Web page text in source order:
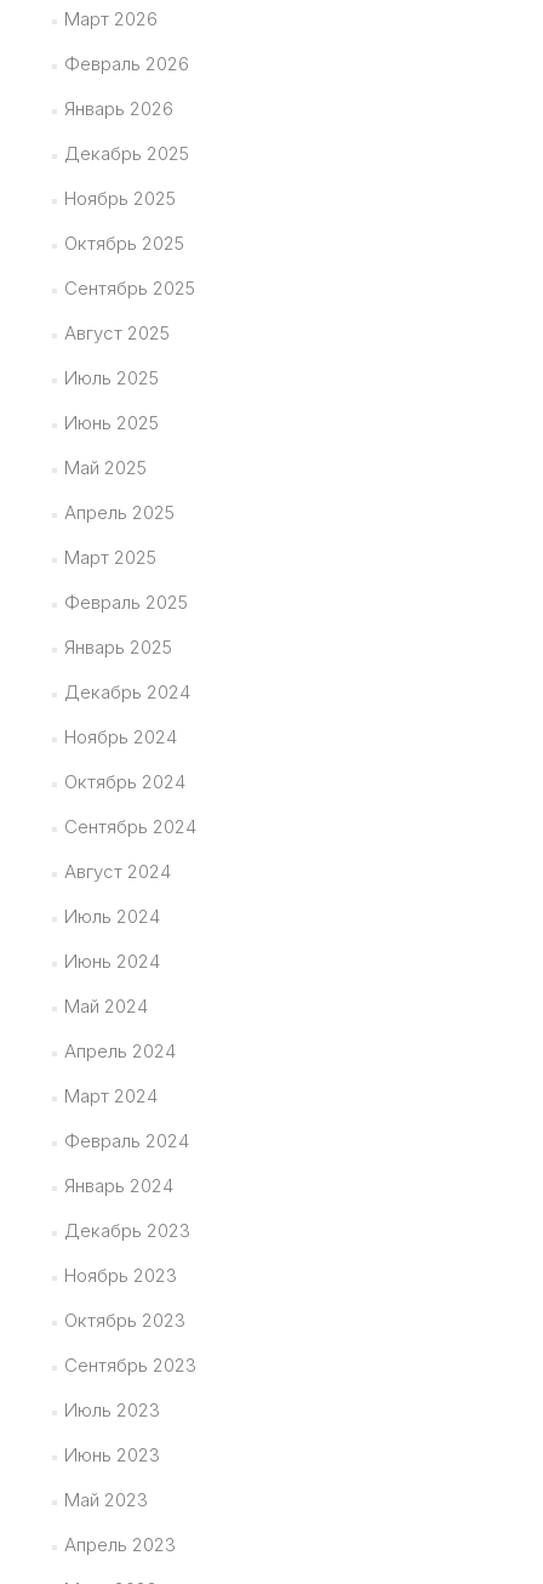
Март 2026
Февраль 2026
Январь 2026
Декабрь 2025
Ноябрь 2025
Октябрь 2025
Сентябрь 2025
Август 2025
Июль 2025
Июнь 2025
Май 2025
Апрель 2025
Март 2025
Февраль 2025
Январь 2025
Декабрь 2024
Ноябрь 2024
Октябрь 2024
Сентябрь 2024
Август 2024
Июль 2024
Июнь 2024
Май 2024
Апрель 2024
Март 2024
Февраль 2024
Январь 2024
Декабрь 2023
Ноябрь 2023
Октябрь 2023
Сентябрь 2023
Июль 2023
Июнь 2023
Май 2023
Апрель 2023